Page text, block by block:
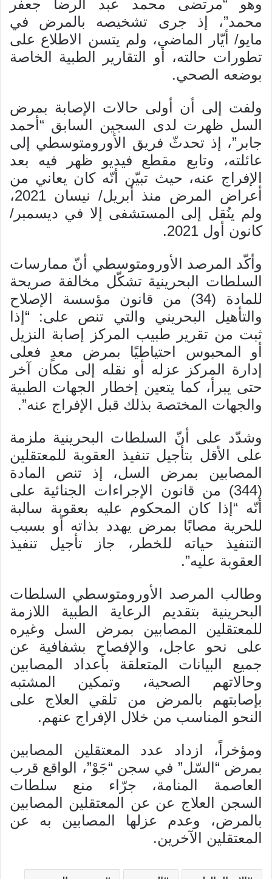
وهو “مرتضى محمد عبد الرضا جعفر
محمد”، إذ جرى تشخيصه بالمرض في
مايو/ أيّار الماضي، ولم يتسن الاطلاع على
تطورات حالته، أو التقارير الطبية الخاصة
بوضعه الصحي.
ولفت إلى أن أولى حالات الإصابة بمرض
السل ظهرت لدى السجين السابق “أحمد
جابر”، إذ تحدثّ فريق الأورومتوسطي إلى
عائلته، وتابع مقطع فيديو ظهر فيه بعد
الإفراج عنه، حيث تبيّن أنّه كان يعاني من
أعراض المرض منذ أبريل/ نيسان 2021،
ولم ينُقل إلى المستشفى إلا في ديسمبر/
كانون أول 2021.
وأكّد المرصد الأورومتوسطي أنّ ممارسات
السلطات البحرينية تشكّل مخالفة صريحة
للمادة (34) من قانون مؤسسة الإصلاح
والتأهيل البحريني والتي تنص على: “إذا
ثبت من تقرير طبيب المركز إصابة النزيل
أو المحبوس احتياطيًا بمرض معدٍ فعلى
إدارة المركز عزله أو نقله إلى مكان آخر
حتى يبرأ، كما يتعين إخطار الجهات الطبية
والجهات المختصة بذلك قبل الإفراج عنه”.
وشدّد على أنّ السلطات البحرينية ملزمة
على الأقل بتأجيل تنفيذ العقوبة للمعتقلين
المصابين بمرض السل، إذ تنص المادة
(344) من قانون الإجراءات الجنائية على
أنّه “إذا كان المحكوم عليه بعقوبة سالبة
للحرية مصابًا بمرض يهدد بذاته أو بسبب
التنفيذ حياته للخطر، جاز تأجيل تنفيذ
العقوبة عليه”.
وطالب المرصد الأورومتوسطي السلطات
البحرينية بتقديم الرعاية الطبية اللازمة
للمعتقلين المصابين بمرض السل وغيره
على نحو عاجل، والإفصاح بشفافية عن
جميع البيانات المتعلقة بأعداد المصابين
وحالاتهم الصحية، وتمكين المشتبه
بإصابتهم بالمرض من تلقي العلاج على
النحو المناسب من خلال الإفراج عنهم.
ومؤخراً، ازداد عدد المعتقلين المصابين
بمرض “السّل” في سجن “جَوْ”، الواقع قرب
العاصمة المنامة، جرّاء منع سلطات
السجن العلاج عن عن المعتقلين المصابين
بالمرض، وعدم عزلها المصابين به عن
المعتقلين الآخرين.